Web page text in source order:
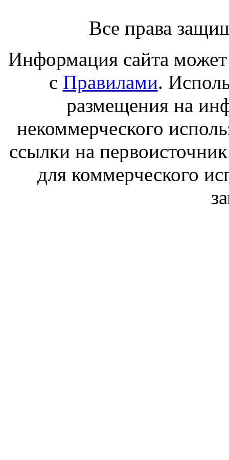
Все права
Информация сайта может
с Правилами.
размещения на
некоммерческого
ссылки на
для коммерческого